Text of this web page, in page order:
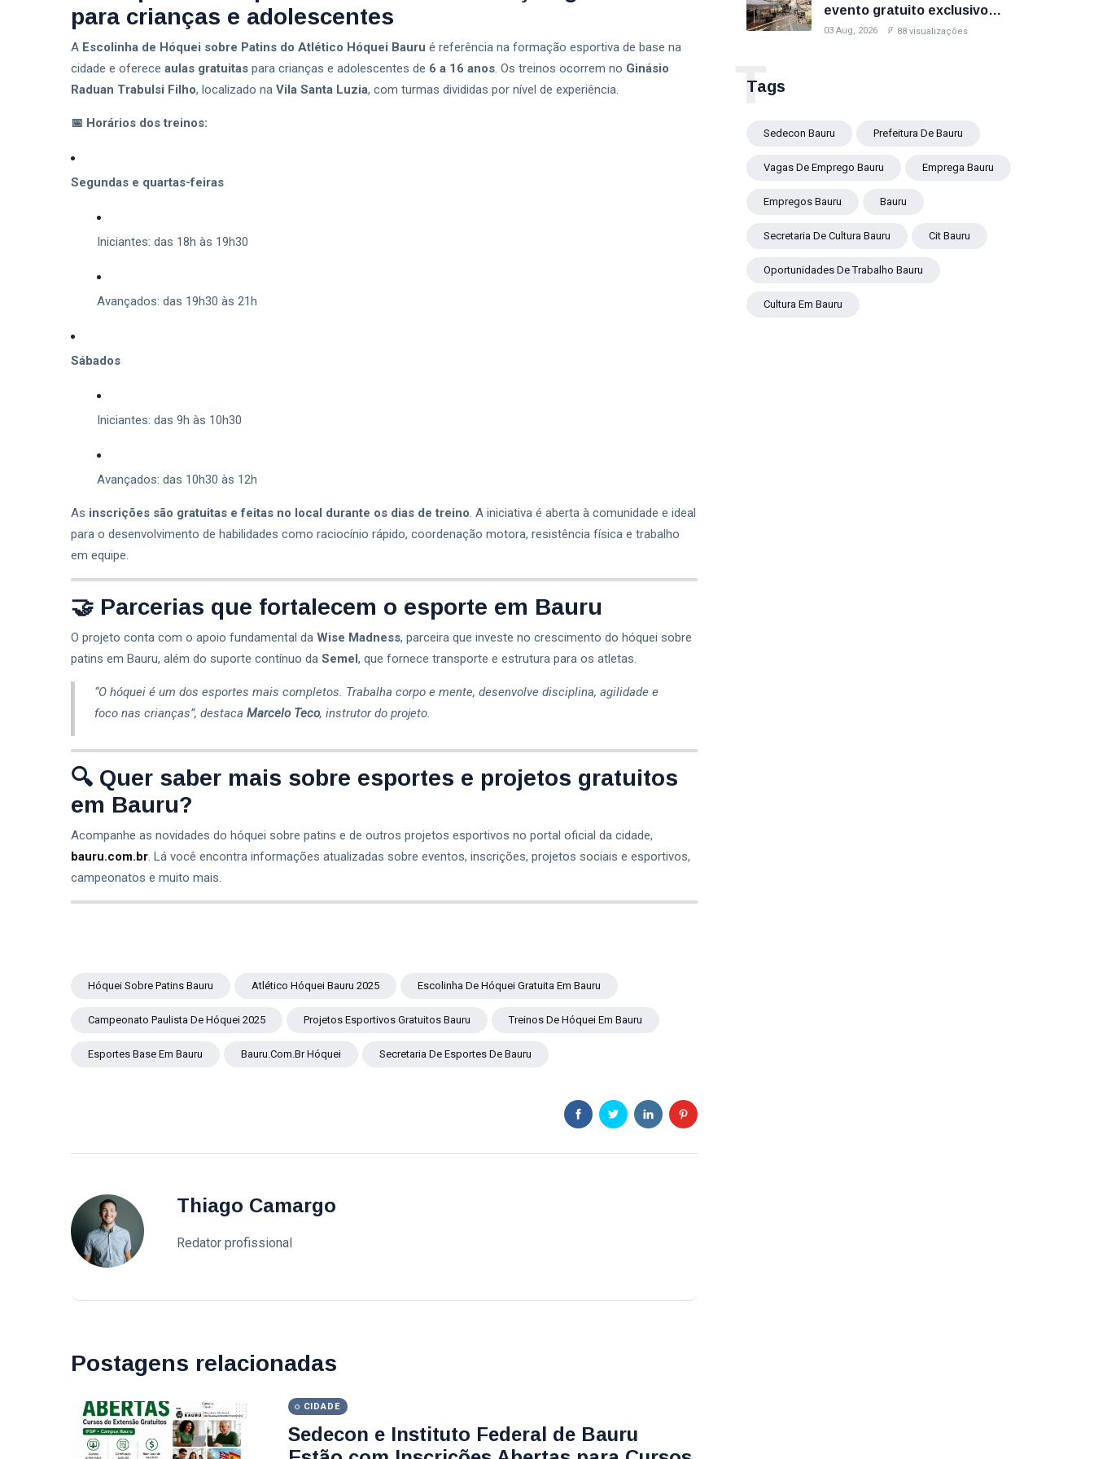
Cultura Em Bauru
para crianças e adolescentes
A Escolinha de Hóquei sobre Patins do Atlético Hóquei Bauru é referência na formação esportiva de base na
cidade e oferece aulas gratuitas para crianças e adolescentes de 6 a 16 anos. Os treinos ocorrem no Ginásio
Raduan Trabulsi Filho, localizado na Vila Santa Luzia, com turmas divididas por nível de experiência.
📅 Horários dos treinos:
Segundas e quartas-feiras
Iniciantes: das 18h às 19h30
Avançados: das 19h30 às 21h
Sábados
Iniciantes: das 9h às 10h30
Avançados: das 10h30 às 12h
As inscrições são gratuitas e feitas no local durante os dias de treino. A iniciativa é aberta à comunidade e ideal
para o desenvolvimento de habilidades como raciocínio rápido, coordenação motora, resistência física e trabalho
em equipe.
🤝 Parcerias que fortalecem o esporte em Bauru
O projeto conta com o apoio fundamental da Wise Madness, parceira que investe no crescimento do hóquei sobre
patins em Bauru, além do suporte contínuo da Semel, que fornece transporte e estrutura para os atletas.
“O hóquei é um dos esportes mais completos. Trabalha corpo e mente, desenvolve disciplina, agilidade e
foco nas crianças”, destaca Marcelo Teco, instrutor do projeto.
🔍 Quer saber mais sobre esportes e projetos gratuitos
em Bauru?
Acompanhe as novidades do hóquei sobre patins e de outros projetos esportivos no portal oficial da cidade,
bauru.com.br. Lá você encontra informações atualizadas sobre eventos, inscrições, projetos sociais e esportivos,
campeonatos e muito mais.
Hóquei Sobre Patins Bauru Atlético Hóquei Bauru 2025 Escolinha De Hóquei Gratuita Em Bauru
Campeonato Paulista De Hóquei 2025 Projetos Esportivos Gratuitos Bauru Treinos De Hóquei Em Bauru
Esportes Base Em Bauru Bauru.com.br Hóquei Secretaria De Esportes De Bauru
Thiago Camargo
Redator profissional
Postagens relacionadas
CIDADE
Sedecon e Instituto Federal de Bauru
evento gratuito exclusivo
sobre milhas e acúmulo de
03 Aug, 2026 88 visualizações
Tags
T
Sedecon Bauru Prefeitura De Bauru
Vagas De Emprego Bauru Emprega Bauru
Empregos Bauru Bauru
Secretaria De Cultura Bauru Cit Bauru
Oportunidades De Trabalho Bauru
Cultura Em Bauru